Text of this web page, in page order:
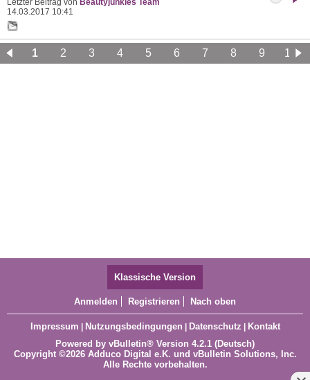
Letzter Beitrag von Beautyjunkies Team
14.03.2017 10:41
1 2 3 4 5 6 7 8 9
10
Klassische Version
Anmelden Registrieren Nach oben
Impressum | Nutzungsbedingungen | Datenschutz | Kontakt
Powered by vBulletin® Version 4.2.1 (Deutsch)
Copyright ©2026 Adduco Digital e.K. und vBulletin Solutions, Inc.
Alle Rechte vorbehalten.